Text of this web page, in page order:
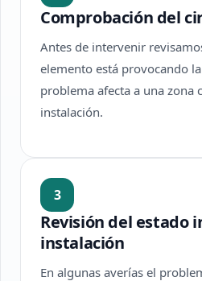
Comprobación del
Antes de intervenir
elemento está provocando
problema afecta a una zona
instalación.
3
Revisión del estado
instalación
En algunas averías el